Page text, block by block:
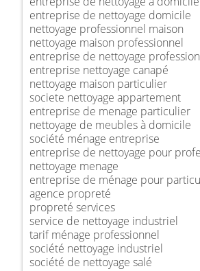
entreprise de nettoyage domicile
nettoyage professionnel maison
nettoyage maison professionnel
entreprise de nettoyage
entreprise nettoyage canapé
nettoyage maison particulier
societe nettoyage appartement
entreprise de menage particulier
nettoyage de meubles à domicile
société ménage entreprise
entreprise de nettoyage pour
nettoyage menage
entreprise de ménage pour
agence propreté
propreté services
service de nettoyage industriel
tarif ménage professionnel
société nettoyage industriel
société de nettoyage salé